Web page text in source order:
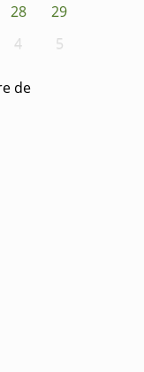
28
29
4 5
de